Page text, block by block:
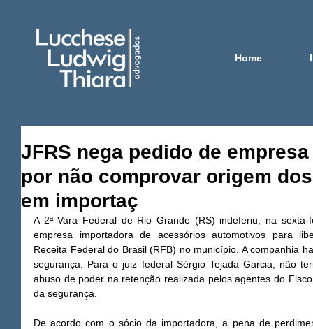
Home
JFRS nega pedido de
por não comprovar origem
em importaç
A 2ª Vara Federal de Rio Grande (RS) indeferiu, na
empresa importadora de acessórios automotivos para
Receita Federal do Brasil (RFB) no município. A companhia
segurança. Para o juiz federal Sérgio Tejada Garcia, não
abuso de poder na retenção realizada pelos agentes do
da segurança.
De acordo com o sócio da importadora, a pena de